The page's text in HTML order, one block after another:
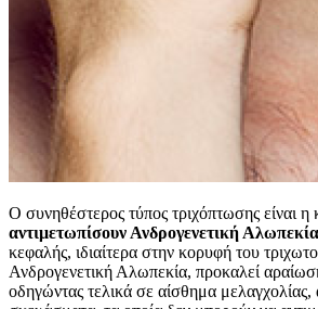
Ο συνηθέστερος τύπος τριχόπτωσης είναι
αντιμετωπίσουν Ανδρογενετική
κεφαλής, ιδιαίτερα στην κορυφή του
Ανδρογενετική Αλωπεκία, προκαλεί
οδηγώντας τελικά σε αίσθημα